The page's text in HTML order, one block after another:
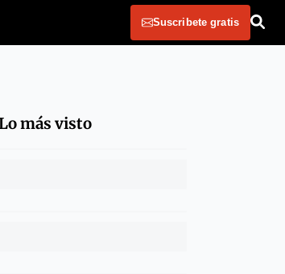
Suscribete gratis
más visto